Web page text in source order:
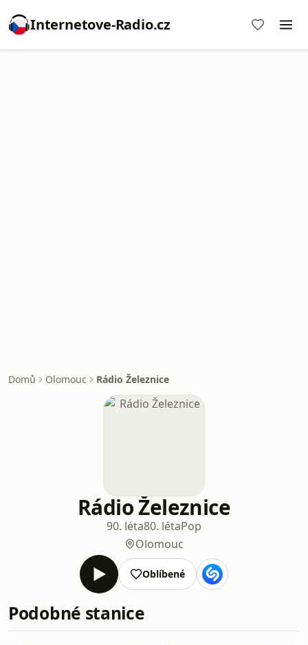
Internetove-Radio.cz
Domů Olomouc Rádio Železnice
Rádio Železnice
90. léta80. létaPop
Olomouc
Oblíbené
Podobné stanice